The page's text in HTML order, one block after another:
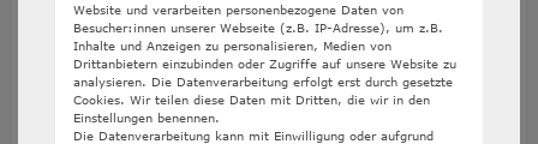
Besucht uns gerne in Wasserburg (Bodensee).
Dr. SUPpowered by SixFeet Surfshop
Sandgraben 1
88142 Wasserburg (B)
Website und verarbeiten personenbezogene Daten von
Besucher:innen unserer Webseite (z.B. IP-Adresse), um z.B.
Inhalte und Anzeigen zu personalisieren, Medien von
Drittanbietern einzubinden oder Zugriffe auf unsere Website zu
analysieren. Die Datenverarbeitung erfolgt erst durch gesetzte
Cookies. Wir teilen diese Daten mit Dritten, die wir in den
Einstellungen benennen.
Die Datenverarbeitung kann mit Einwilligung oder aufgrund